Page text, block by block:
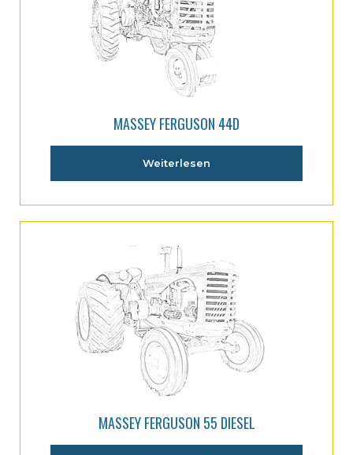
MASSEY FERGUSON 44D
Weiterlesen
MASSEY FERGUSON 55 DIESEL